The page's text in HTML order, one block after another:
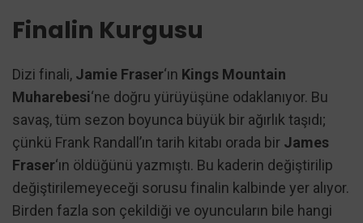
Finalin Kurgusu
Dizi finali, Jamie Fraser‘ın Kings Mountain
Muharebesi‘ne doğru yürüyüşüne odaklanıyor. Bu
savaş, tüm sezon boyunca büyük bir ağırlık taşıdı;
çünkü Frank Randall’ın tarih kitabı orada bir James
Fraser‘ın öldüğünü yazmıştı. Bu kaderin değiştirilip
değiştirilemeyeceği sorusu finalin kalbinde yer alıyor.
Birden fazla son çekildiği ve oyuncuların bile hangi